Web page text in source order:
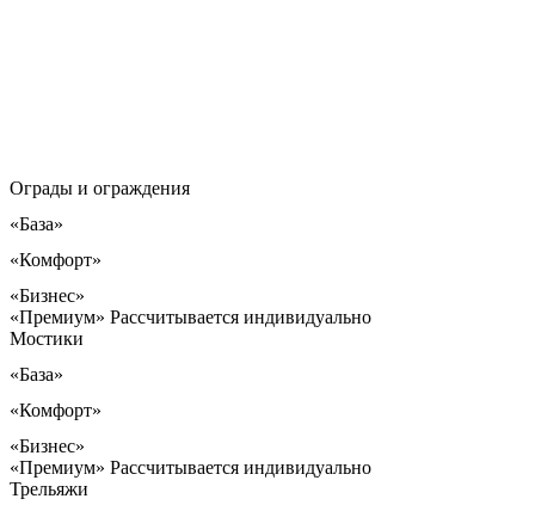
Ограды и ограждения
«База»
«Комфорт»
«Бизнес»
«Премиум» Рассчитывается индивидуально
Мостики
«База»
«Комфорт»
«Бизнес»
«Премиум» Рассчитывается индивидуально
Трельяжи